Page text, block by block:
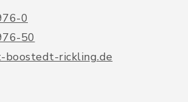
0
50
boostedt-rickling.de